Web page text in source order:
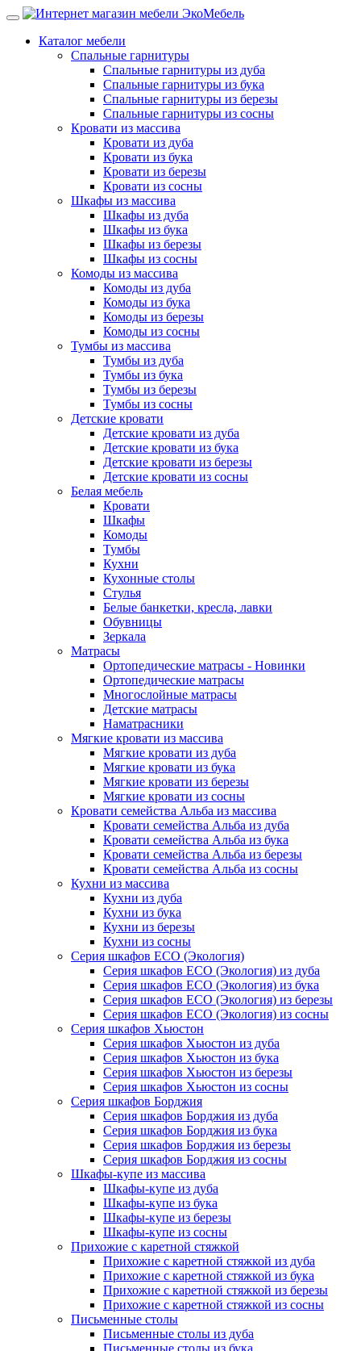
Каталог мебели
Спальные гарнитуры
Спальные гарнитуры из дуба
Спальные гарнитуры из бука
Спальные гарнитуры из березы
Спальные гарнитуры из сосны
Кровати из массива
Кровати из дуба
Кровати из бука
Кровати из березы
Кровати из сосны
Шкафы из массива
Шкафы из дуба
Шкафы из бука
Шкафы из березы
Шкафы из сосны
Комоды из массива
Комоды из дуба
Комоды из бука
Комоды из березы
Комоды из сосны
Тумбы из массива
Тумбы из дуба
Тумбы из бука
Тумбы из березы
Тумбы из сосны
Детские кровати
Детские кровати из дуба
Детские кровати из бука
Детские кровати из березы
Детские кровати из сосны
Белая мебель
Кровати
Шкафы
Комоды
Тумбы
Кухни
Кухонные столы
Стулья
Белые банкетки, кресла, лавки
Обувницы
Зеркала
Матрасы
Ортопедические матрасы - Новинки
Ортопедические матрасы
Многослойные матрасы
Детские матрасы
Наматрасники
Мягкие кровати из массива
Мягкие кровати из дуба
Мягкие кровати из бука
Мягкие кровати из березы
Мягкие кровати из сосны
Кровати семейства Альба из массива
Кровати семейства Альба из дуба
Кровати семейства Альба из бука
Кровати семейства Альба из березы
Кровати семейства Альба из сосны
Кухни из массива
Кухни из дуба
Кухни из бука
Кухни из березы
Кухни из сосны
Серия шкафов ECO (Экология)
Серия шкафов ECO (Экология) из дуба
Серия шкафов ECO (Экология) из бука
Серия шкафов ECO (Экология) из березы
Серия шкафов ECO (Экология) из сосны
Серия шкафов Хьюстон
Серия шкафов Хьюстон из дуба
Серия шкафов Хьюстон из бука
Серия шкафов Хьюстон из березы
Серия шкафов Хьюстон из сосны
Серия шкафов Борджия
Серия шкафов Борджия из дуба
Серия шкафов Борджия из бука
Серия шкафов Борджия из березы
Серия шкафов Борджия из сосны
Шкафы-купе из массива
Шкафы-купе из дуба
Шкафы-купе из бука
Шкафы-купе из березы
Шкафы-купе из сосны
Прихожие с каретной стяжкой
Прихожие с каретной стяжкой из дуба
Прихожие с каретной стяжкой из бука
Прихожие с каретной стяжкой из березы
Прихожие с каретной стяжкой из сосны
Письменные столы
Письменные столы из дуба
Письменные столы из бука